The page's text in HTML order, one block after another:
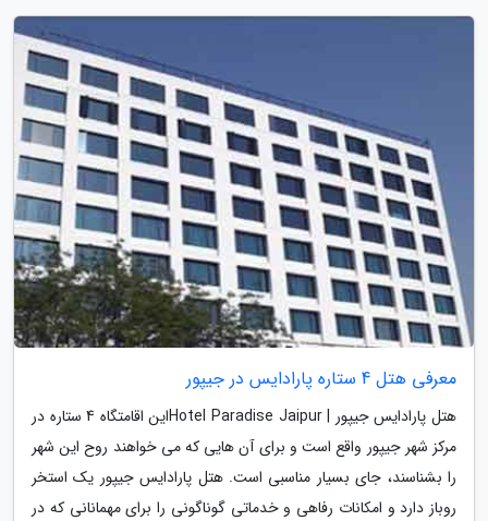
معرفی هتل 4 ستاره پارادایس در جیپور
هتل پارادایس جیپور | Hotel Paradise Jaipurاین اقامتگاه 4 ستاره در
مرکز شهر جیپور واقع است و برای آن هایی که می خواهند روح این شهر
را بشناسند، جای بسیار مناسبی است. هتل پارادایس جیپور یک استخر
روباز دارد و امکانات رفاهی و خدماتی گوناگونی را برای مهمانانی که در